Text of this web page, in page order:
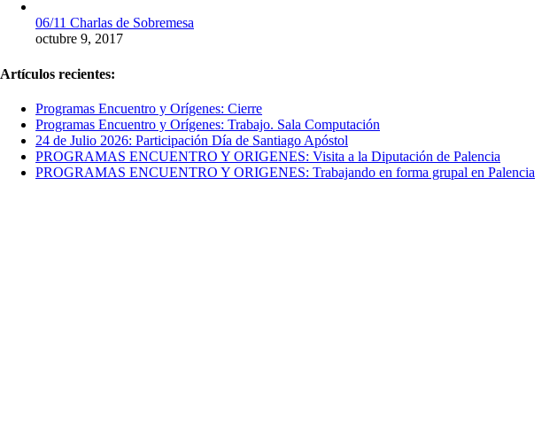
06/11 Charlas de Sobremesa
octubre 9, 2017
Artículos recientes:
Programas Encuentro y Orígenes: Cierre
Programas Encuentro y Orígenes: Trabajo. Sala Computación
24 de Julio 2026: Participación Día de Santiago Apóstol
PROGRAMAS ENCUENTRO Y ORIGENES: Visita a la Diputación de Palencia
PROGRAMAS ENCUENTRO Y ORIGENES: Trabajando en forma grupal en Palencia